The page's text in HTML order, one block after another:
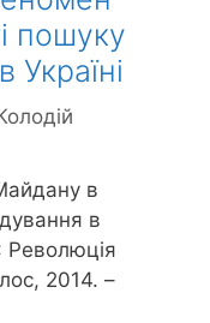
пошуку
в
в
Революція
2014. –